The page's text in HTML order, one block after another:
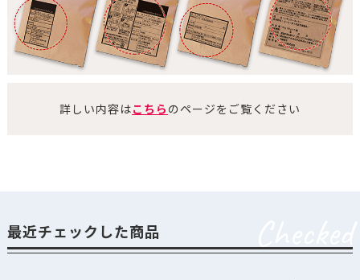
詳しい内容はこちら のページをご覧ください
最近チェックした商品